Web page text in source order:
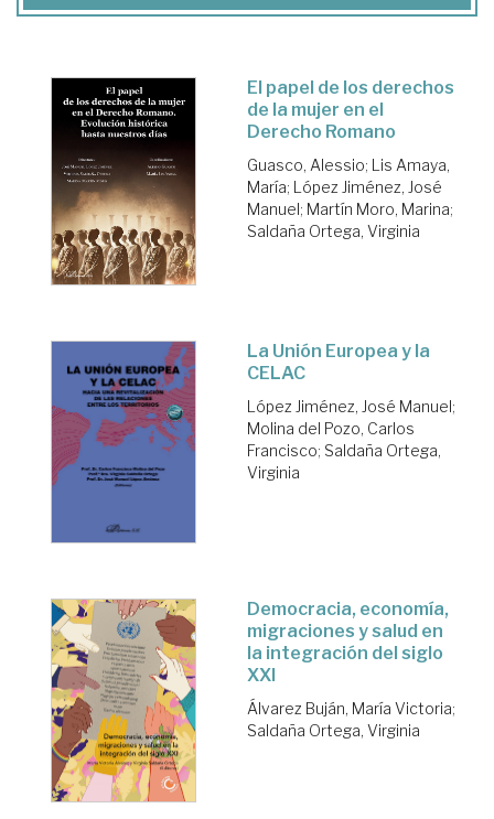
El papel de los derechos
de la mujer en el
Derecho Romano
Guasco, Alessio; Lis Amaya,
María; López Jiménez, José
Manuel; Martín Moro, Marina;
Saldaña Ortega, Virginia
La Unión Europea y la
CELAC
López Jiménez, José Manuel;
Molina del Pozo, Carlos
Francisco; Saldaña Ortega,
Virginia
Democracia, economía,
migraciones y salud en
la integración del siglo
XXI
Álvarez Buján, María Victoria;
Saldaña Ortega, Virginia